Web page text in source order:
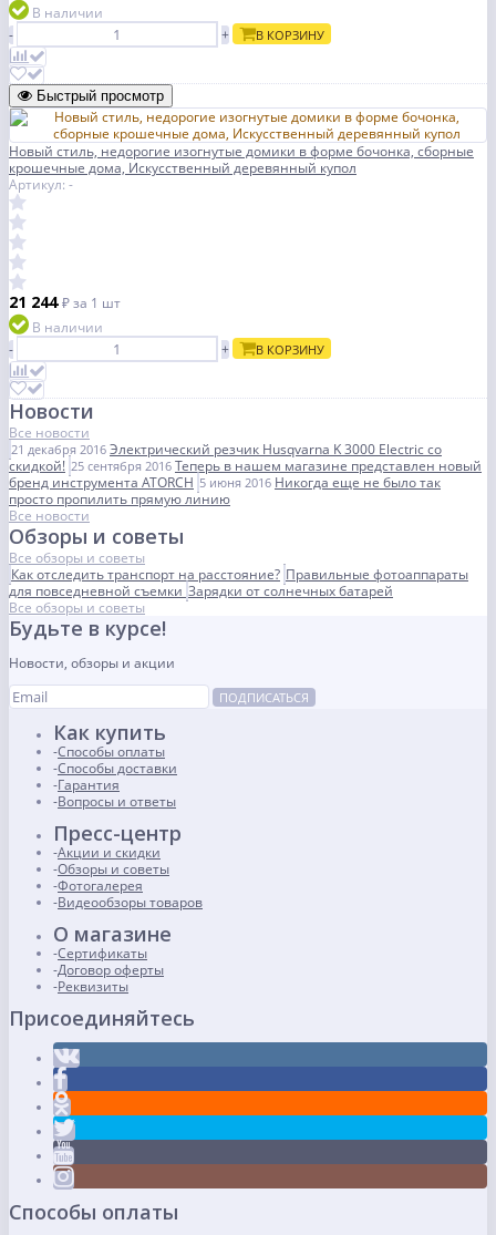
В наличии
-
+ В КОРЗИНУ
Быстрый просмотр
Новый стиль, недорогие изогнутые домики в форме бочонка, сборные
крошечные дома, Искусственный деревянный купол
Артикул: -
21 244₽за 1 шт
В наличии
-
+ В КОРЗИНУ
Новости
Все новости
21 декабря 2016 Электрический резчик Husqvarna K 3000 Electric со
скидкой! 25 сентября 2016 Теперь в нашем магазине представлен новый
бренд инструмента ATORCH 5 июня 2016 Никогда еще не было так
просто пропилить прямую линию
Все новости
Обзоры и советы
Все обзоры и советы
Как отследить транспорт на расстояние? Правильные фотоаппараты
для повседневной съемки Зарядки от солнечных батарей
Все обзоры и советы
Будьте в курсе!
Новости, обзоры и акции
ПОДПИСАТЬСЯ
Как купить
Способы оплаты
Способы доставки
Гарантия
Вопросы и ответы
Пресс-центр
Акции и скидки
Обзоры и советы
Фотогалерея
Видеообзоры товаров
О магазине
Сертификаты
Договор оферты
Реквизиты
Присоединяйтесь
Способы оплаты